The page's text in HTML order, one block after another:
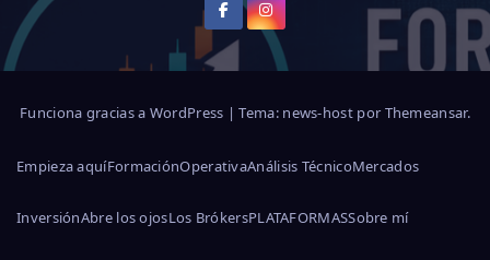
Funciona gracias a WordPress |Tema: news-host por Themeansar.
Empieza aquíFormaciónOperativaAnálisis TécnicoMercados
InversiónAbre los ojosLos BrókersPLATAFORMASSobre mí